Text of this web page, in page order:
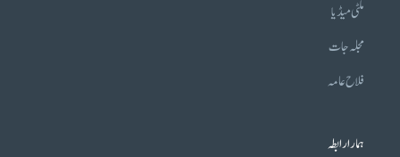
ملٹی میڈیا
مجلہ جات
فلاح عامہ
ہمارا رابطہ